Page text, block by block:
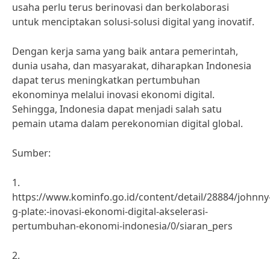
usaha perlu terus berinovasi dan berkolaborasi
untuk menciptakan solusi-solusi digital yang inovatif.
Dengan kerja sama yang baik antara pemerintah,
dunia usaha, dan masyarakat, diharapkan Indonesia
dapat terus meningkatkan pertumbuhan
ekonominya melalui inovasi ekonomi digital.
Sehingga, Indonesia dapat menjadi salah satu
pemain utama dalam perekonomian digital global.
Sumber:
1.
https://www.kominfo.go.id/content/detail/28884/
g-plate:-inovasi-ekonomi-digital-akselerasi-
pertumbuhan-ekonomi-indonesia/0/siaran_pers
2.